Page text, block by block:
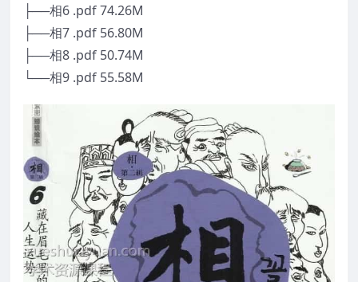
├──相6 .pdf 74.26M
├──相7 .pdf 56.80M
├──相8 .pdf 50.74M
└──相9 .pdf 55.58M